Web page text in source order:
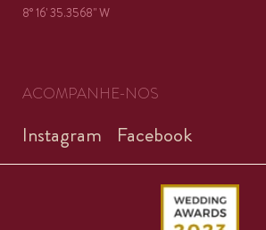
8° 16' 35.3568'' W
ACOMPANHE-NOS
Instagram Facebook